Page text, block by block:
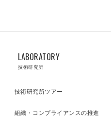
LABORATORY
技術研究所
技術研究所ツアー
組織・コンプライアンスの推進